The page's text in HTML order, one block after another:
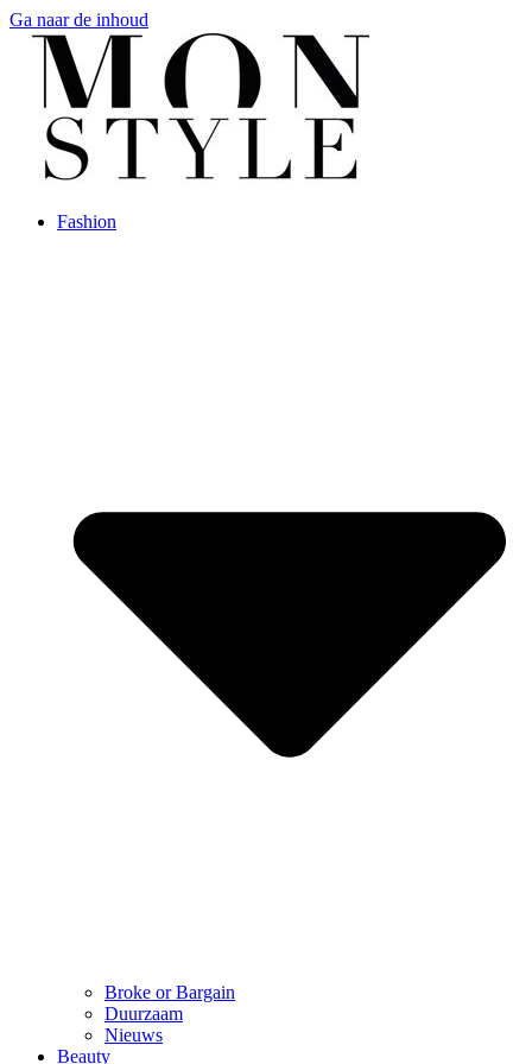
Ga naar de inhoud
Fashion
Broke or Bargain
Duurzaam
Nieuws
Beauty